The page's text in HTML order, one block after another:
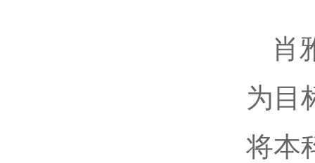
肖
为目
将本